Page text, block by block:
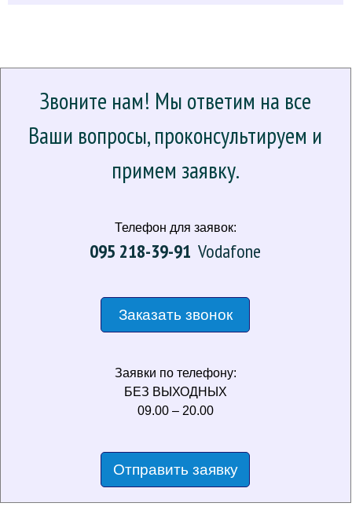
Звоните нам! Мы ответим на все
Ваши вопросы, проконсультируем и
примем заявку.
Телефон для заявок:
095 218-39-91 Vodafone
Заказать звонок
Заявки по телефону:
БЕЗ ВЫХОДНЫХ
09.00 – 20.00
Отправить заявку